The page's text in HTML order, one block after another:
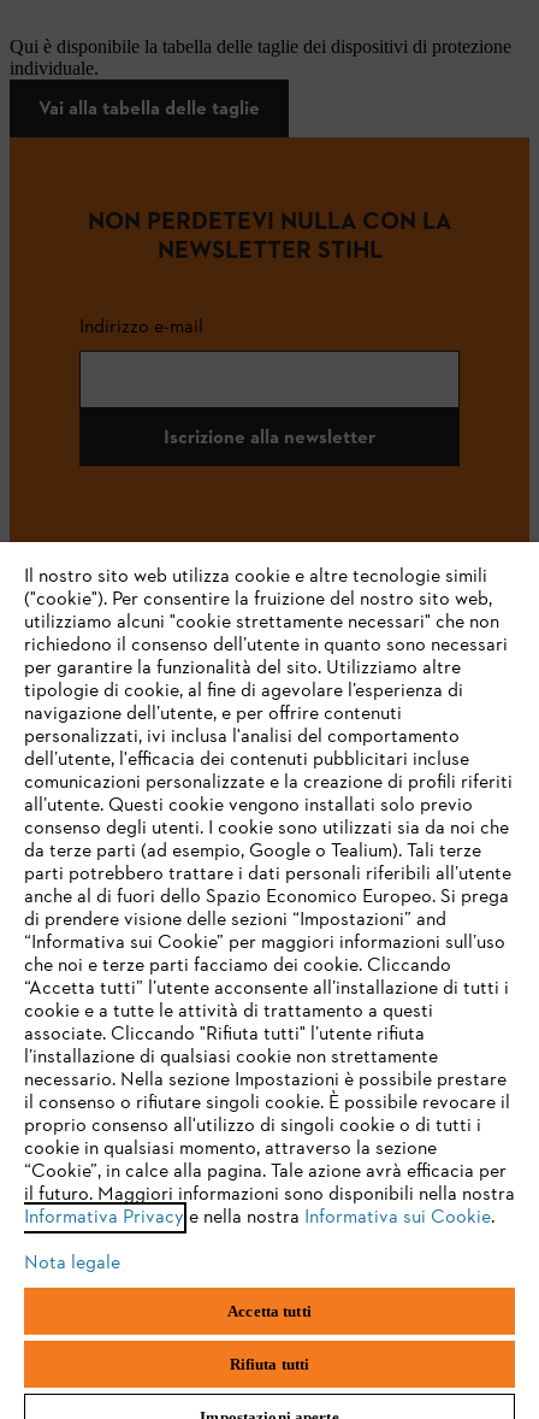
Qui è disponibile la tabella delle taglie dei dispositivi di protezione
individuale.
Vai alla tabella delle taglie
NON PERDETEVI NULLA CON LA
NEWSLETTER STIHL
Indirizzo e-mail
Iscrizione alla newsletter
#STIHL
L’azienda
STIHL FAQ
Service
Termini e condizioni generali Privacy policy
Note legali Cookies Informazioni legali
Andreas STIHL S.p.A. - Viale delle Industrie, 15
20040 Cambiago (MI)
Email:info@stihl.it
PEC:amministrazione@stihl-pec.it
Numero di partita IVA: 09883420151.
Società a socio unico, soggetta a direzione e coordinamento di Andreas
IHR BROWSER WIRD NICHT
UNTERSTÜTZT
Sie nutzen einen Browser, den wir noch nicht unterstützen. Für
eine optimale Nutzung unserer Seite empfehlen wir Ihnen, zu
einem der folgenden Browser zu wechseln:
firefox chrome
safari edge
Il nostro sito web utilizza cookie e altre tecnologie simili
("cookie"). Per consentire la fruizione del nostro sito web,
utilizziamo alcuni "cookie strettamente necessari" che non
richiedono il consenso dell’utente in quanto sono necessari
per garantire la funzionalità del sito. Utilizziamo altre
tipologie di cookie, al fine di agevolare l’esperienza di
navigazione dell’utente, e per offrire contenuti
personalizzati, ivi inclusa l'analisi del comportamento
dell’utente, l'efficacia dei contenuti pubblicitari incluse
comunicazioni personalizzate e la creazione di profili riferiti
all’utente. Questi cookie vengono installati solo previo
consenso degli utenti. I cookie sono utilizzati sia da noi che
da terze parti (ad esempio, Google o Tealium). Tali terze
parti potrebbero trattare i dati personali riferibili all’utente
anche al di fuori dello Spazio Economico Europeo. Si prega
di prendere visione delle sezioni “Impostazioni” and
“Informativa sui Cookie” per maggiori informazioni sull’uso
che noi e terze parti facciamo dei cookie. Cliccando
“Accetta tutti” l’utente acconsente all’installazione di tutti i
cookie e a tutte le attività di trattamento a questi
associate. Cliccando "Rifiuta tutti" l’utente rifiuta
l’installazione di qualsiasi cookie non strettamente
necessario. Nella sezione Impostazioni è possibile prestare
il consenso o rifiutare singoli cookie. È possibile revocare il
proprio consenso all'utilizzo di singoli cookie o di tutti i
cookie in qualsiasi momento, attraverso la sezione
“Cookie”, in calce alla pagina. Tale azione avrà efficacia per
il futuro. Maggiori informazioni sono disponibili nella nostra
Informativa Privacy e nella nostra Informativa sui Cookie.
Nota legale
Accetta tutti
Rifiuta tutti